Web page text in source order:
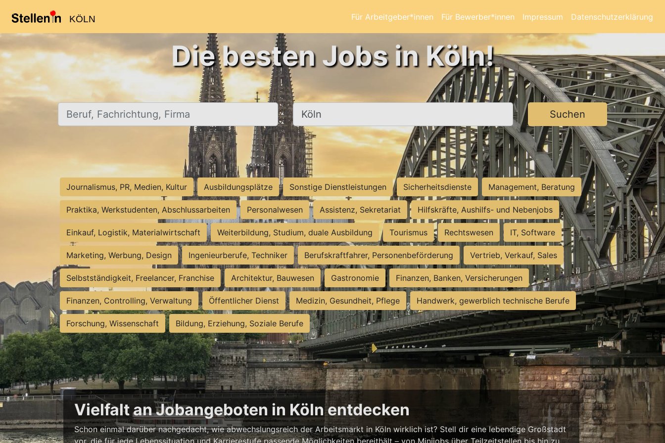
KÖLN Für Arbeitgeber*innen Für Bewerber*innen Impressum Datenschutzerklärung
Die besten Jobs in Köln!
Beruf, Fachrichtung, Firma Ort, Stadt Suchen
Journalismus, PR, Medien, Kultur Ausbildungsplätze Sonstige Dienstleistungen Sicherheitsdienste Management, Beratung
Praktika, Werkstudenten, Abschlussarbeiten Personalwesen Assistenz, Sekretariat Hilfskräfte, Aushilfs- und Nebenjobs
Einkauf, Logistik, Materialwirtschaft Weiterbildung, Studium, duale Ausbildung Tourismus Rechtswesen IT, Software
Marketing, Werbung, Design Ingenieurberufe, Techniker Berufskraftfahrer, Personenbeförderung Vertrieb, Verkauf, Sales
Selbstständigkeit, Freelancer, Franchise Architektur, Bauwesen Gastronomie Finanzen, Banken, Versicherungen
Finanzen, Controlling, Verwaltung Öffentlicher Dienst Medizin, Gesundheit, Pflege Handwerk, gewerblich technische Berufe
Forschung, Wissenschaft Bildung, Erziehung, Soziale Berufe
Vielfalt an Jobangeboten in Köln entdecken
Schon einmal darüber nachgedacht, wie abwechslungsreich der Arbeitsmarkt in Köln wirklich ist? Stell dir eine lebendige Großstadt